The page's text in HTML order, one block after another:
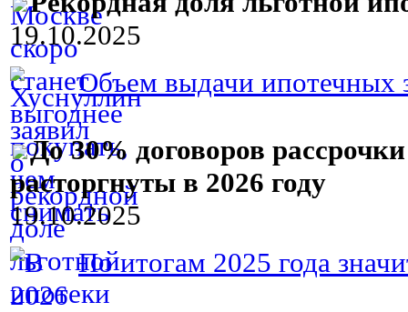
19.10.2025
Объем выдачи ипотечных
До 30% договоров
расторгнуты в 2026 году
19.10.2025
По итогам 2025 года